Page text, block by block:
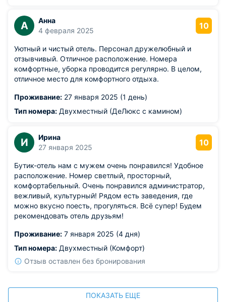
А
Анна
4 февраля 2025
10
Уютный и чистый отель. Персонал дружелюбный и
отзывчивый. Отличное расположение. Номера
комфортные, уборка проводится регулярно. В целом,
отличное место для комфортного отдыха.
Проживание: 27 января 2025 (1 день)
Тип номера: Двухместный (ДеЛюкс с камином)
И
Ирина
27 января 2025
10
Бутик-отель нам с мужем очень понравился! Удобное
расположение. Номер светлый, просторный,
комфортабельный. Очень понравился администратор,
вежливый, культурный! Рядом есть заведения, где
можно вкусно поесть, прогуляться. Всё супер! Будем
рекомендовать отель друзьям!
Проживание: 7 января 2025 (4 дня)
Тип номера: Двухместный (Комфорт)
Отзыв оставлен без бронирования
ПОКАЗАТЬ ЕЩЕ